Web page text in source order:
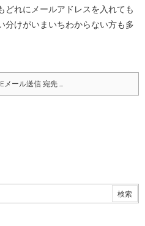
どれにメールアドレスを入れても
分けがいまいちわからない方も多
ール送信 宛先 ...